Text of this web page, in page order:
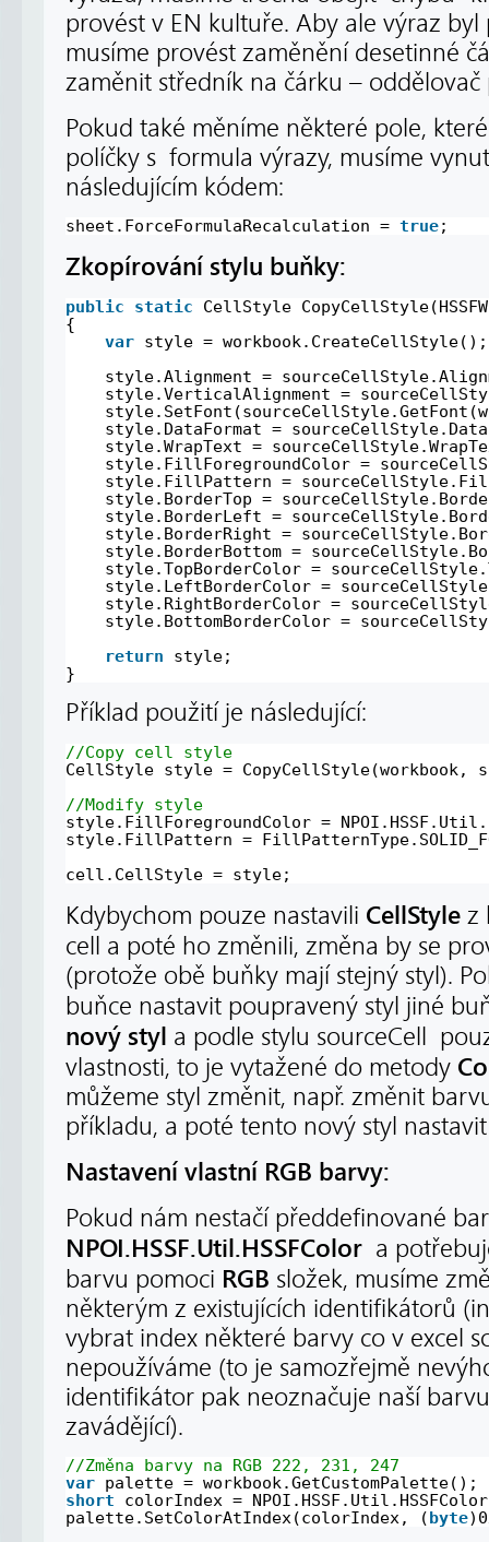
provést v EN kultuře. Aby ale výraz
musíme provést zaměnění desetinné
zaměnit středník na čárku –
Pokud také měníme některé pole,
políčky s formula výrazy, musíme
následujícím kódem:
sheet.ForceFormulaRecalculation = true;
Zkopírování stylu buňky:
public static
CellStyle
{
var style = workbook.CreateCellStyle();
style.Alignment =
style.VerticalAlignment =
style.DataFormat =
style.WrapText =
style.FillForegroundColor =
style.FillPattern =
style.BorderTop =
style.BorderLeft =
style.BorderRight =
style.BorderBottom =
style.TopBorderColor =
style.LeftBorderColor =
style.RightBorderColor =
style.BottomBorderColor =
return
style;
}
Příklad použití je následující:
//Copy cell style
CellStyle style = CopyCellStyle(workbook,
//Modify style
style.FillForegroundColor =
style.FillPattern =
cell.CellStyle = style;
Kdybychom pouze nastavili CellStyle z
cell a poté ho změnili, změna by se
(protože obě buňky mají stejný styl).
buňce nastavit poupravený styl jiné
nový styl a podle stylu sourceCell
vlastnosti, to je vytažené do metody
můžeme styl změnit, např. změnit
příkladu, a poté tento nový styl
Nastavení vlastní RGB barvy:
Pokud nám nestačí předdefinované
NPOI.HSSF.Util.HSSFColor a
barvu pomoci RGB složek, musíme
některým z existujících identifikátorů
vybrat index některé barvy co v excel
nepoužíváme (to je samozřejmě
identifikátor pak neoznačuje naší
zavádějící).
//Změna barvy na RGB 222, 231, 247
var palette = workbook.GetCustomPalette();
short
colorIndex =
palette.SetColorAtIndex(colorIndex, ( byte